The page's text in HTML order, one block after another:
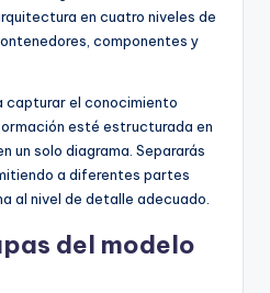
en cuatro niveles de
componentes y
capturar el conocimiento
esté estructurada en
un solo diagrama. Separarás
a diferentes partes
al nivel de detalle adecuado.
del modelo